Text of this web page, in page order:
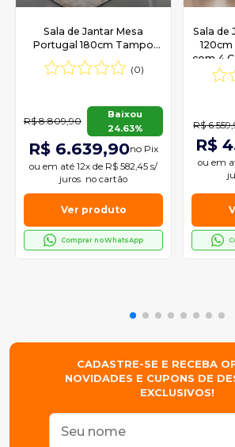
Sala de Jantar Mesa
Portugal 180cm Tampo
Laminado Barril e 6
Cadeiras Nala Moderna
(0)
R$ 8.809,90
Baixou
24.63%
R$ 6.639,90no Pix
ou em até 12x de R$ 582,45 s/
juros no cartão
Ver produto
Comprar no WhatsApp
Sala de
com 4
R$
R$
ou em
CADASTRE-SE E RECEBA
NOVIDADES E CUPONS DE
EXCLUSIVOS!